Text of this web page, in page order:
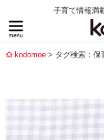
子育て情報満
kodomoe タグ検索：保